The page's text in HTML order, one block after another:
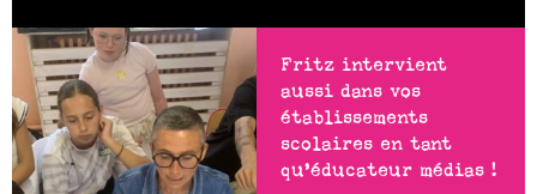
Fritz intervient
aussi dans vos
établissements
scolaires en tant
qu’éducateur médias !